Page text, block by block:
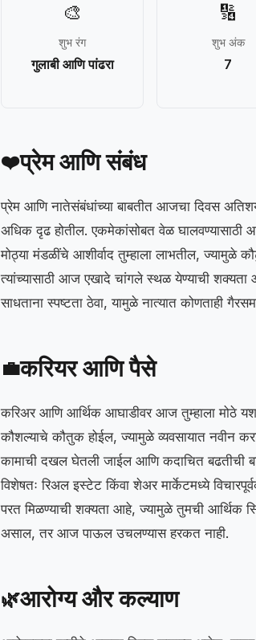
🎨
शुभ रंग
गुलाबी आणि पांढरा
🔢
शुभ अंक
7
❤️प्रेम आणि संबंध
प्रेम आणि नातेसंबंधांच्या बाबतीत आजचा दिवस
अधिक दृढ होतील. एकमेकांसोबत वेळ घालवण्यासाठी
मोठ्या मंडळींचे आशीर्वाद तुम्हाला लाभतील, ज्यामुळे
त्यांच्यासाठी आज एखादे चांगले स्थळ येण्याची
साधताना स्पष्टता ठेवा, यामुळे नात्यात कोणताही
💼करियर आणि पैसे
करिअर आणि आर्थिक आघाडीवर आज तुम्हाला मोठे
कौशल्याचे कौतुक होईल, ज्यामुळे व्यवसायात नवीन
कामाची दखल घेतली जाईल आणि कदाचित बढतीची
विशेषतः रिअल इस्टेट किंवा शेअर मार्केटमध्ये
परत मिळण्याची शक्यता आहे, ज्यामुळे तुमची आर्थिक
असाल, तर आज पाऊल उचलण्यास हरकत नाही.
🌿आरोग्य और कल्याण